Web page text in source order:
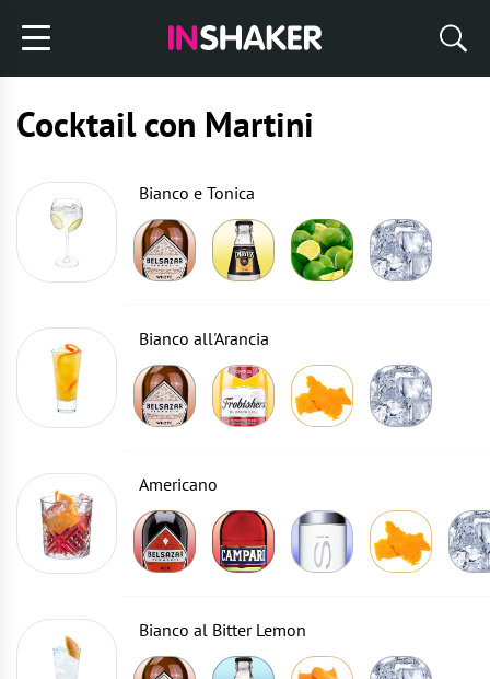
Cocktail con Martini
Bianco e Tonica
Bianco all'Arancia
Americano
Bianco al Bitter Lemon